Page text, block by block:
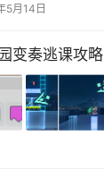
5月14日
变奏逃课攻略